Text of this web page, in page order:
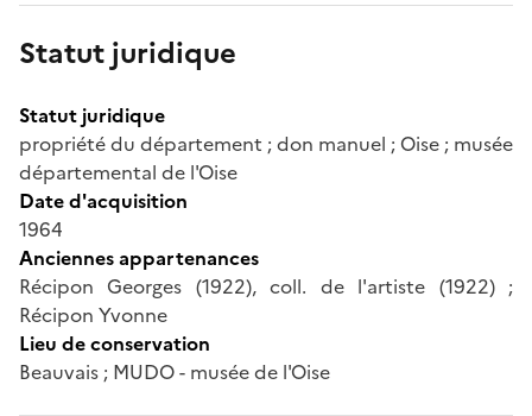
Statut juridique
Statut juridique
propriété du département ; don manuel ; Oise ; musée
départemental de l'Oise
Date d'acquisition
1964
Anciennes appartenances
Récipon Georges (1922), coll. de l'artiste (1922) ;
Récipon Yvonne
Lieu de conservation
Beauvais ; MUDO - musée de l'Oise